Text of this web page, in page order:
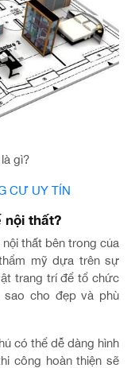
gì?
CƯ UY TÍN
nội thất?
thất bên trong của
mỹ dựa trên sự
trang trí để tổ chức
cho đẹp và phù
có thể dễ dàng hình
công hoàn thiện sẽ